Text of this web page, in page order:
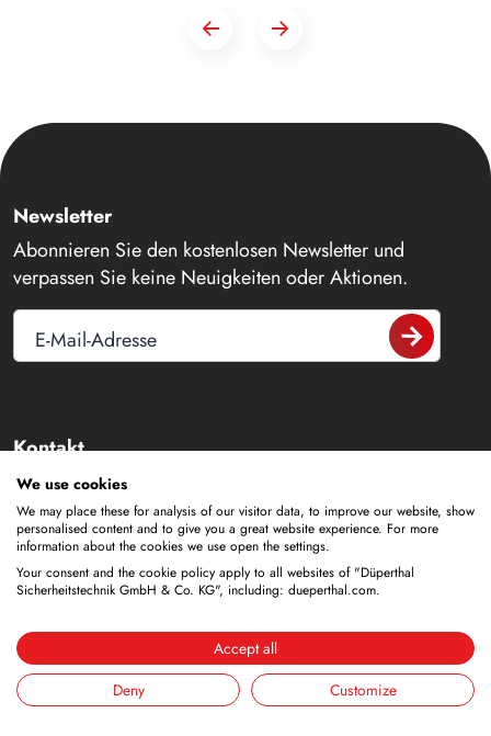
Newsletter
Abonnieren Sie den kostenlosen Newsletter und
verpassen Sie keine Neuigkeiten oder Aktionen.
E-Mail-Adresse
Kontakt
+49 6188 9139-0
info@dueperthal.com
Frankenstraße 3
Social Media
We use cookies
We may place these for analysis of our visitor data, to improve our website, show
personalised content and to give you a great website experience. For more
information about the cookies we use open the settings.
Your consent and the cookie policy apply to all websites of "Düperthal
Sicherheitstechnik GmbH & Co. KG", including: dueperthal.com.
Accept all
Deny
Customize